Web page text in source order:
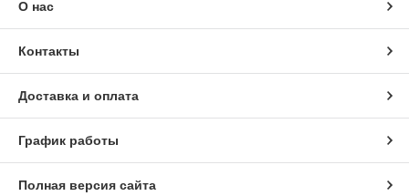
индивидуальные цвета RAL);
аккуратный строгий индустриальный дизайн.
устойчива к механическим повреждениям;
легко масштабируется под проекты (ЖК, БЦ,
О нас
Контакты
Доставка и оплата
График работы
Полная версия сайта